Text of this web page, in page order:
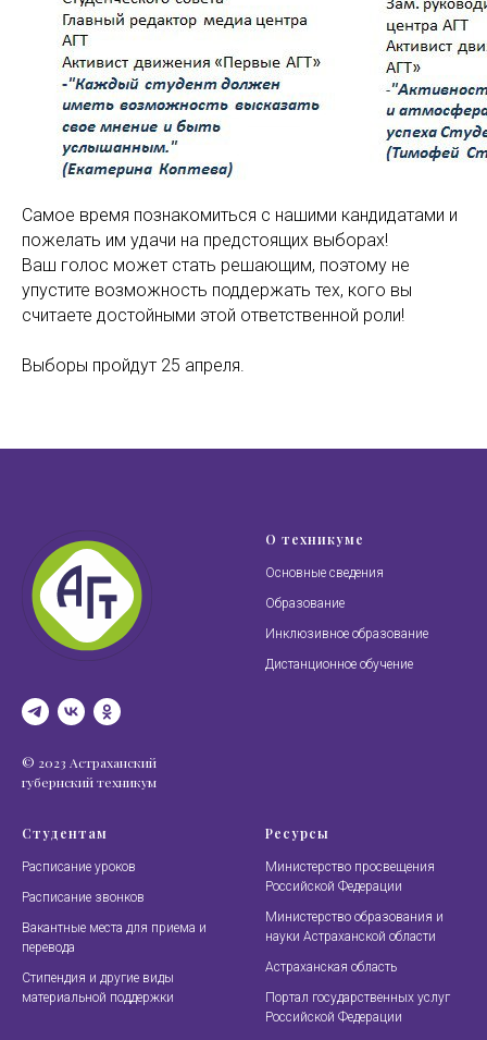
Самое время познакомиться с нашими кандидатами и
пожелать им удачи на предстоящих выборах!
Ваш голос может стать решающим, поэтому не
упустите возможность поддержать тех, кого вы
считаете достойными этой ответственной роли!
Выборы пройдут 25 апреля.
© 2023 Астраханский
губернский техникум
О техникуме
Основные сведения
Образование
Инклюзивное образование
Дистанционное обучение
Студентам
Расписание уроков
Расписание звонков
Вакантные места для приема и
перевода
Стипендия и другие виды
материальной поддержки
Ресурсы
Министерство просвещения
Российской Федерации
Министерство образования и
науки Астраханской области
Астраханская область
Портал государственных услуг
Российской Федерации